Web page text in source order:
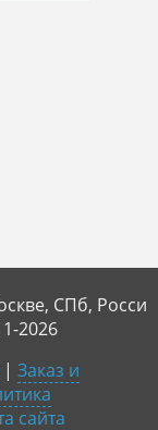
СПб, Росси
2026
| Заказ и
сайта